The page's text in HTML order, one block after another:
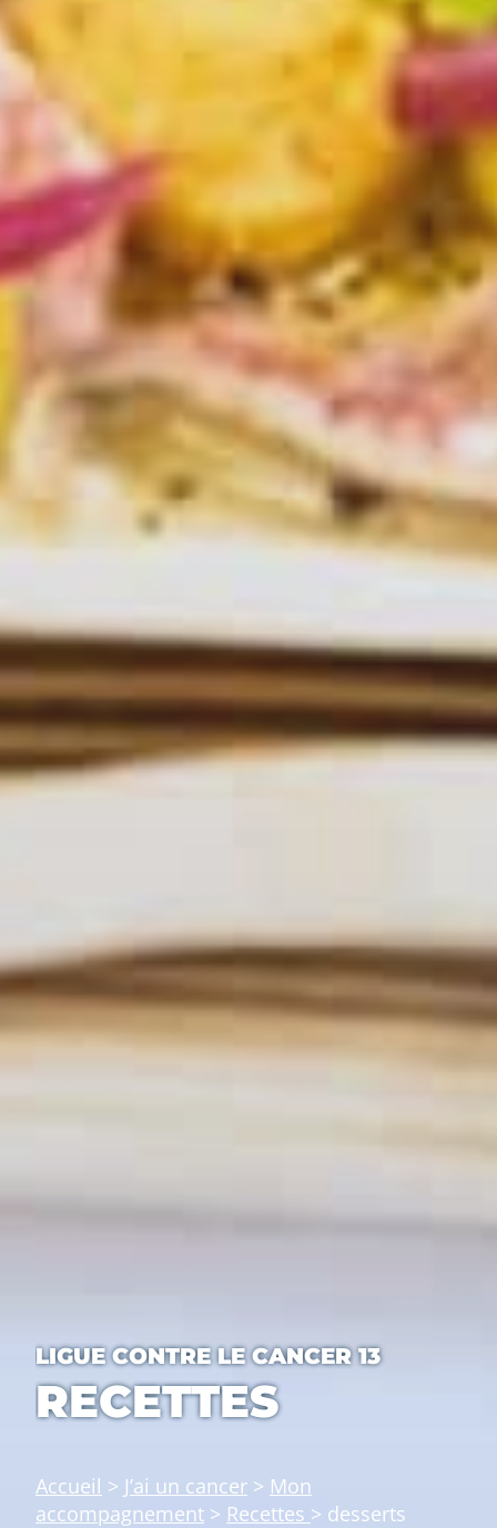
LIGUE CONTRE LE CANCER 13
RECETTES
Accueil > J’ai un cancer > Mon
accompagnement > Recettes > desserts